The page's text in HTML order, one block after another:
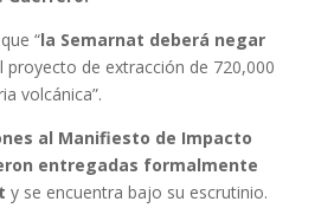
“la Semarnat deberá negar
proyecto de extracción de 720,000
volcánica”.
al Manifiesto de Impacto
entregadas formalmente
y se encuentra bajo su escrutinio.